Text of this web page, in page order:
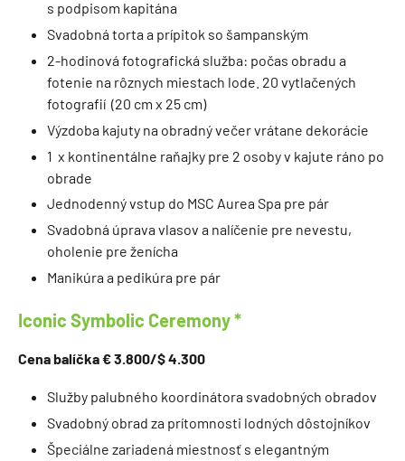
s podpisom kapitána
Svadobná torta a prípitok so šampanským
2-hodinová fotografická služba: počas obradu a
fotenie na rôznych miestach lode. 20 vytlačených
fotografií (20 cm x 25 cm)
Výzdoba kajuty na obradný večer vrátane dekorácie
1 x kontinentálne raňajky pre 2 osoby v kajute ráno po
obrade
Jednodenný vstup do MSC Aurea Spa pre pár
Svadobná úprava vlasov a nalíčenie pre nevestu,
oholenie pre ženícha
Manikúra a pedikúra pre pár
Iconic Symbolic Ceremony *
Cena balíčka € 3.800/$ 4.300
Služby palubného koordinátora svadobných obradov
Svadobný obrad za prítomnosti lodných dôstojníkov
Špeciálne zariadená miestnosť s elegantným